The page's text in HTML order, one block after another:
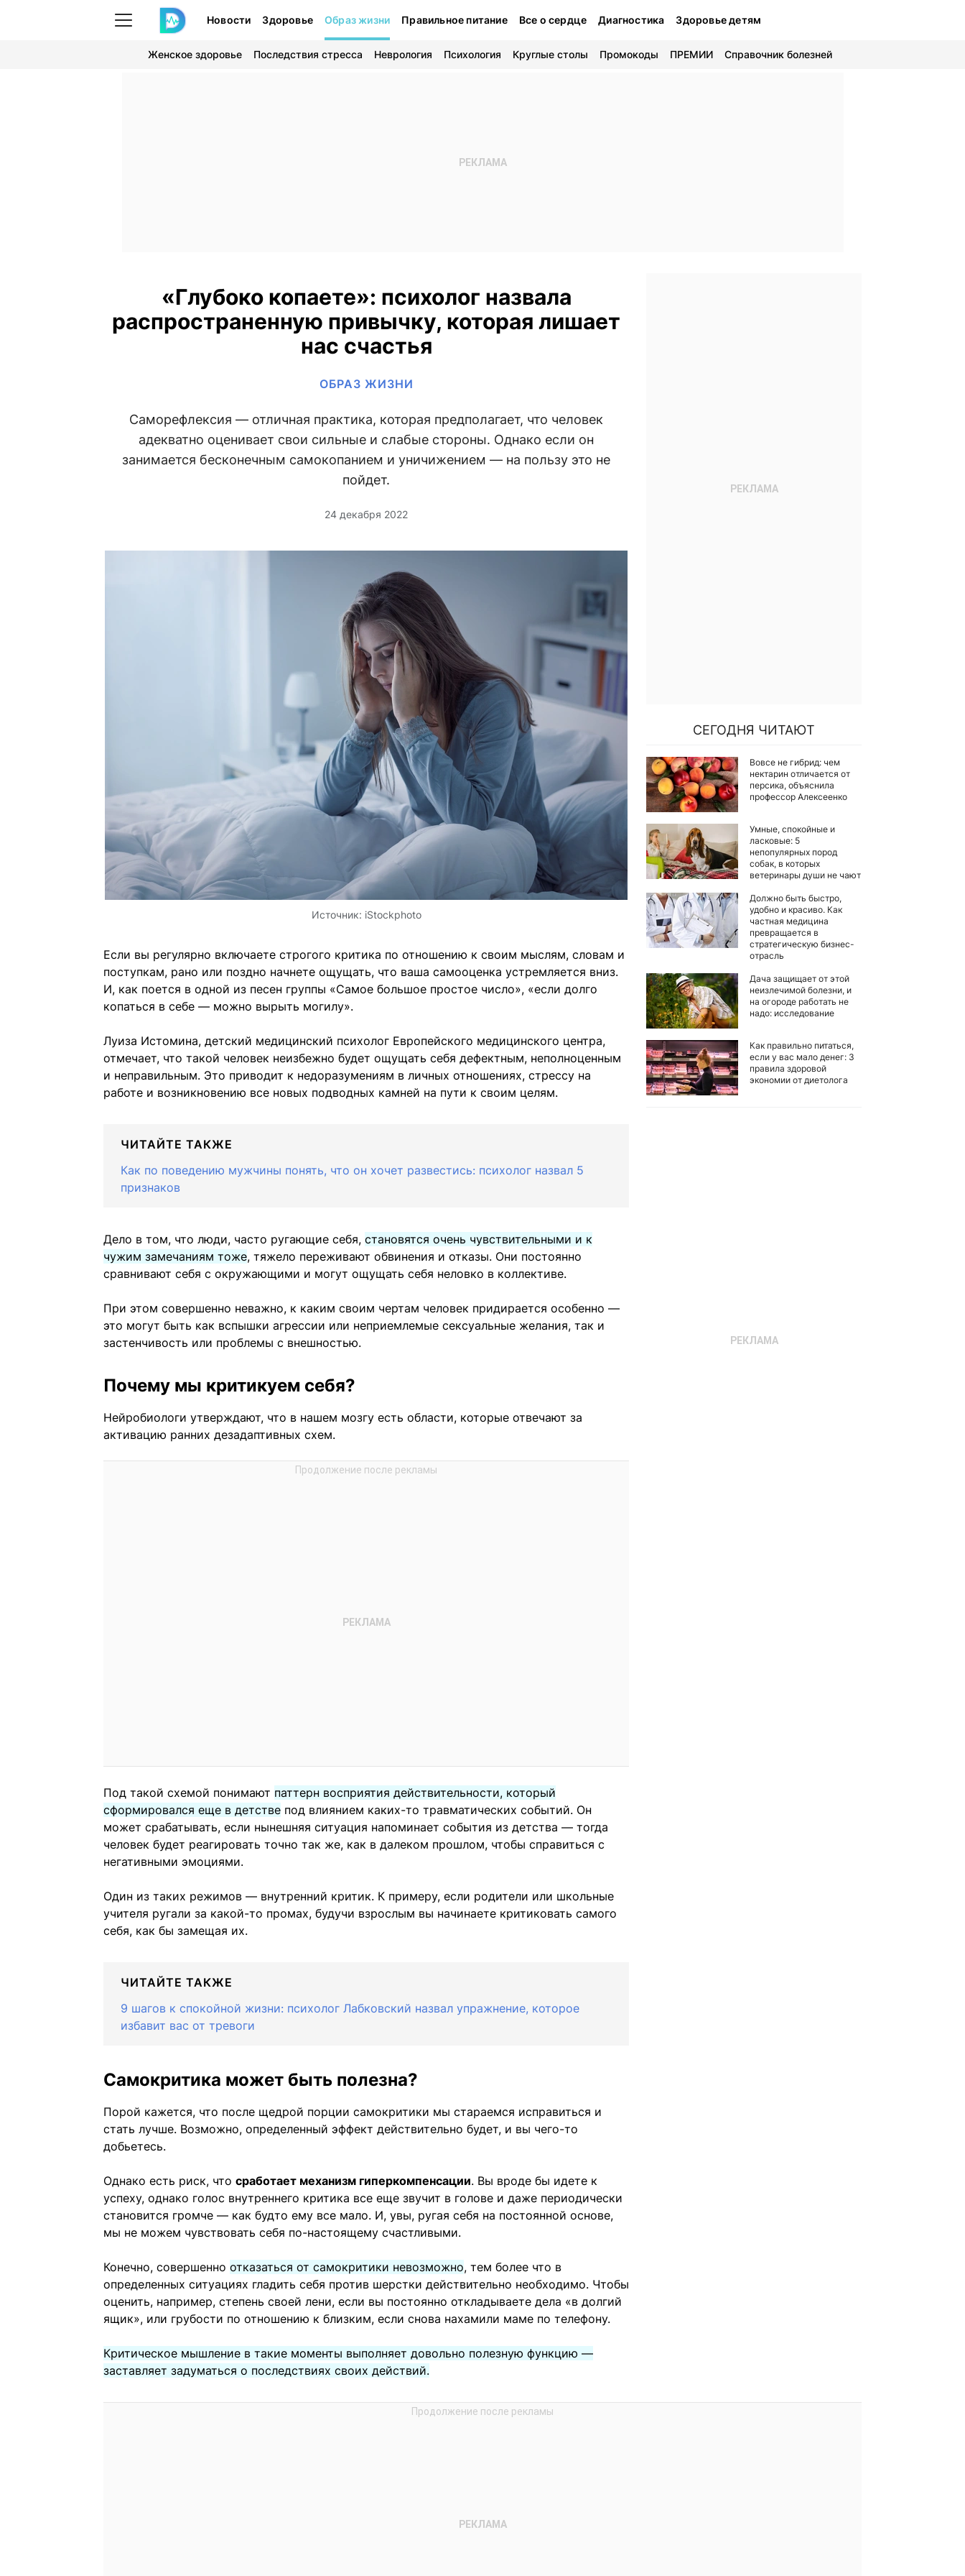
Новости Здоровье Образ жизни Правильное питание Все о сердце Диагностика Здоровье детям
Женское здоровье Последствия стресса Неврология Психология Круглые столы Промокоды ПРЕМИИ Справочник болезней
«Глубоко копаете»: психолог назвала
распространенную привычку, которая лишает
нас счастья
ОБРАЗ ЖИЗНИ
Саморефлексия — отличная практика, которая предполагает, что человек
адекватно оценивает свои сильные и слабые стороны. Однако если он
занимается бесконечным самокопанием и уничижением — на пользу это не
пойдет.
24 декабря 2022
Источник: iStockphoto
Если вы регулярно включаете строгого критика по отношению к своим мыслям, словам и
поступкам, рано или поздно начнете ощущать, что ваша самооценка устремляется вниз.
И, как поется в одной из песен группы «Самое большое простое число», «если долго
копаться в себе — можно вырыть могилу».
Луиза Истомина, детский медицинский психолог Европейского медицинского центра,
отмечает, что такой человек неизбежно будет ощущать себя дефектным, неполноценным
и неправильным. Это приводит к недоразумениям в личных отношениях, стрессу на
работе и возникновению все новых подводных камней на пути к своим целям.
ЧИТАЙТЕ ТАКЖЕ
Как по поведению мужчины понять, что он хочет развестись: психолог назвал 5
признаков
Дело в том, что люди, часто ругающие себя, становятся очень чувствительными и к
чужим замечаниям тоже, тяжело переживают обвинения и отказы. Они постоянно
сравнивают себя с окружающими и могут ощущать себя неловко в коллективе.
При этом совершенно неважно, к каким своим чертам человек придирается особенно —
это могут быть как вспышки агрессии или неприемлемые сексуальные желания, так и
застенчивость или проблемы с внешностью.
Почему мы критикуем себя?
Нейробиологи утверждают, что в нашем мозгу есть области, которые отвечают за
активацию ранних дезадаптивных схем.
Под такой схемой понимают паттерн восприятия действительности, который
сформировался еще в детстве под влиянием каких-то травматических событий. Он
может срабатывать, если нынешняя ситуация напоминает события из детства — тогда
человек будет реагировать точно так же, как в далеком прошлом, чтобы справиться с
негативными эмоциями.
Один из таких режимов — внутренний критик. К примеру, если родители или школьные
учителя ругали за какой-то промах, будучи взрослым вы начинаете критиковать самого
себя, как бы замещая их.
ЧИТАЙТЕ ТАКЖЕ
9 шагов к спокойной жизни: психолог Лабковский назвал упражнение, которое
избавит вас от тревоги
Самокритика может быть полезна?
Порой кажется, что после щедрой порции самокритики мы стараемся исправиться и
стать лучше. Возможно, определенный эффект действительно будет, и вы чего-то
добьетесь.
Однако есть риск, что сработает механизм гиперкомпенсации. Вы вроде бы идете к
успеху, однако голос внутреннего критика все еще звучит в голове и даже периодически
становится громче — как будто ему все мало. И, увы, ругая себя на постоянной основе,
мы не можем чувствовать себя по-настоящему счастливыми.
Конечно, совершенно отказаться от самокритики невозможно, тем более что в
определенных ситуациях гладить себя против шерстки действительно необходимо. Чтобы
оценить, например, степень своей лени, если вы постоянно откладываете дела «в долгий
ящик», или грубости по отношению к близким, если снова нахамили маме по телефону.
Критическое мышление в такие моменты выполняет довольно полезную функцию —
заставляет задуматься о последствиях своих действий.
СЕГОДНЯ ЧИТАЮТ
Вовсе не гибрид: чем
нектарин отличается от
персика, объяснила
профессор Алексеенко
Умные, спокойные и
ласковые: 5
непопулярных пород
собак, в которых
ветеринары души не чают
Должно быть быстро,
удобно и красиво. Как
частная медицина
превращается в
стратегическую бизнес-
отрасль
Дача защищает от этой
неизлечимой болезни, и
на огороде работать не
надо: исследование
Как правильно питаться,
если у вас мало денег: 3
правила здоровой
экономии от диетолога